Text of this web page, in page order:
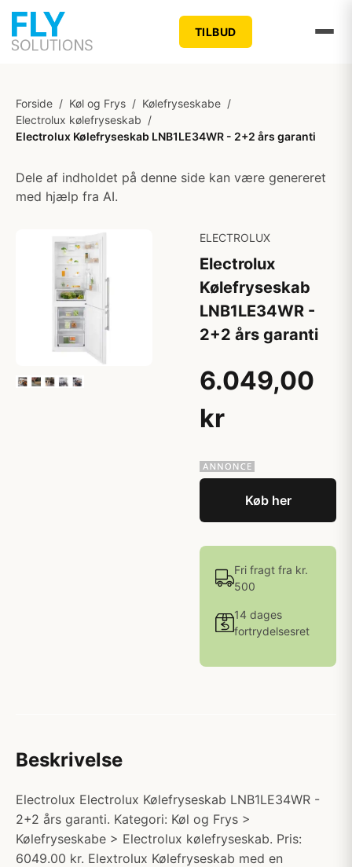
TILBUD
Forside / Køl og Frys / Kølefryseskabe /
Electrolux kølefryseskab /
Electrolux Kølefryseskab LNB1LE34WR - 2+2 års garanti
Dele af indholdet på denne side kan være genereret
med hjælp fra AI.
ELECTROLUX
Electrolux
Kølefryseskab
LNB1LE34WR -
2+2 års garanti
6.049,00
kr
Køb her
Fri fragt fra kr.
500
14 dages
fortrydelsesret
Beskrivelse
Electrolux Electrolux Kølefryseskab LNB1LE34WR -
2+2 års garanti. Kategori: Køl og Frys >
Kølefryseskabe > Electrolux kølefryseskab. Pris:
6049.00 kr. Elextrolux Kølefryseskab med en